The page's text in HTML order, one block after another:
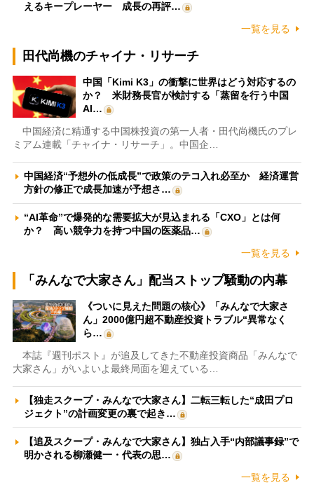
えるキープレーヤー 成長の再評…
一覧を見る
田代尚機のチャイナ・リサーチ
中国「Kimi K3」の衝撃に世界はどう対応するの
か？ 米財務長官が検討する「蒸留を行う中国
AI…
中国経済に精通する中国株投資の第一人者・田代尚機氏のプレ
ミアム連載「チャイナ・リサーチ」。中国企…
中国経済“予想外の低成長”で政策のテコ入れ必至か 経済運営
方針の修正で成長加速が予想さ…
“AI革命”で爆発的な需要拡大が見込まれる「CXO」とは何
か？ 高い競争力を持つ中国の医薬品…
一覧を見る
「みんなで大家さん」配当ストップ騒動の内幕
《ついに見えた問題の核心》「みんなで大家さ
ん」2000億円超不動産投資トラブル“異常なく
ら…
本誌『週刊ポスト』が追及してきた不動産投資商品「みんなで
大家さん」がいよいよ最終局面を迎えている…
【独走スクープ・みんなで大家さん】二転三転した“成田プロ
ジェクト”の計画変更の裏で起き…
【追及スクープ・みんなで大家さん】独占入手“内部議事録”で
明かされる柳瀬健一・代表の思…
一覧を見る